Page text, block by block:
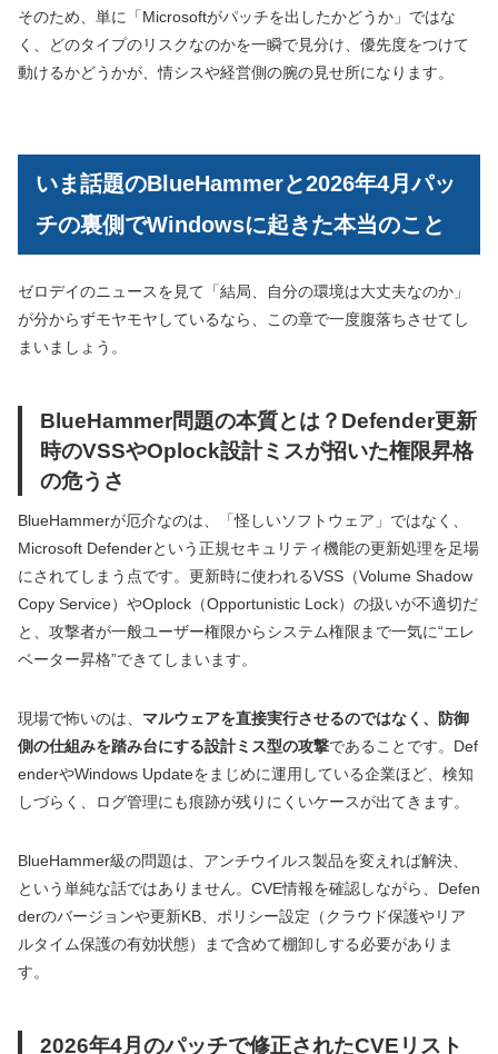
そのため、単に「Microsoftがパッチを出したかどうか」ではな
く、どのタイプのリスクなのかを一瞬で見分け、優先度をつけて
動けるかどうかが、情シスや経営側の腕の見せ所になります。
いま話題のBlueHammerと2026年4月パッ
チの裏側でWindowsに起きた本当のこと
ゼロデイのニュースを見て「結局、自分の環境は大丈夫なのか」
が分からずモヤモヤしているなら、この章で一度腹落ちさせてし
まいましょう。
BlueHammer問題の本質とは？Defender更新
時のVSSやOplock設計ミスが招いた権限昇格
の危うさ
BlueHammerが厄介なのは、「怪しいソフトウェア」ではなく、
Microsoft Defenderという正規セキュリティ機能の更新処理を足場
にされてしまう点です。更新時に使われるVSS（Volume Shadow
Copy Service）やOplock（Opportunistic Lock）の扱いが不適切だ
と、攻撃者が一般ユーザー権限からシステム権限まで一気に“エレ
ベーター昇格”できてしまいます。
現場で怖いのは、 マルウェアを直接実行させるのではなく、防御
側の仕組みを踏み台にする設計ミス型の攻撃であることです。Def
enderやWindows Updateをまじめに運用している企業ほど、検知
しづらく、ログ管理にも痕跡が残りにくいケースが出てきます。
BlueHammer級の問題は、アンチウイルス製品を変えれば解決、
という単純な話ではありません。CVE情報を確認しながら、Defen
derのバージョンや更新KB、ポリシー設定（クラウド保護やリア
ルタイム保護の有効状態）まで含めて棚卸しする必要がありま
す。
2026年4月のパッチで修正されたCVEリスト